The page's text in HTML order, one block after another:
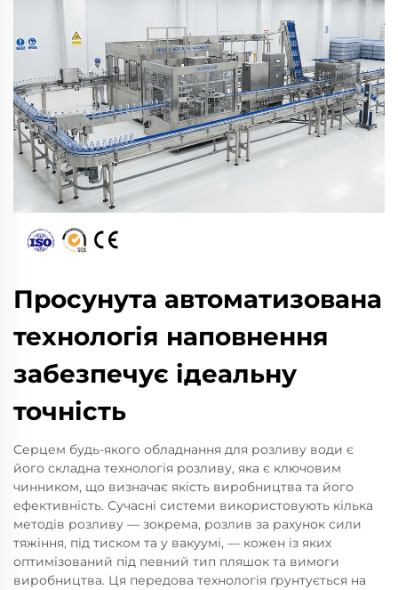
Просунута автоматизована
технологія наповнення
забезпечує ідеальну
точність
Серцем будь-якого обладнання для розливу води є
його складна технологія розливу, яка є ключовим
чинником, що визначає якість виробництва та його
ефективність. Сучасні системи використовують кілька
методів розливу — зокрема, розлив за рахунок сили
тяжіння, під тиском та у вакуумі, — кожен із яких
оптимізований під певний тип пляшок та вимоги
виробництва. Ця передова технологія ґрунтується на